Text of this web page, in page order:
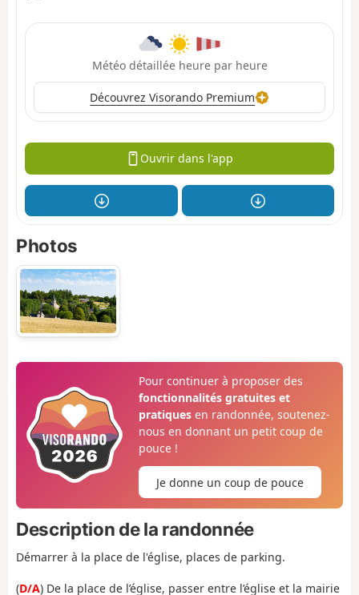
Météo détaillée heure par heure
Découvrez Visorando Premium
Ouvrir dans l'app
Photos
Pour continuer à proposer des
fonctionnalités gratuites et
pratiquesen randonnée, soutenez-
nous en donnant un petit coup de
pouce !
Je donne un coup de pouce
Description de la randonnée
Démarrer à la place de l'église, places de parking.
(D/A) De la place de l’église, passer entre l’église et la mairie